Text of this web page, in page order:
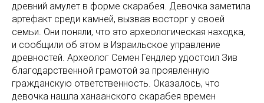
древний амулет в форме скарабея. Девочка заметила
артефакт среди камней, вызвав восторг у своей
семьи. Они поняли, что это археологическая находка,
и сообщили об этом в Израильское управление
древностей. Археолог Семен Гендлер удостоил Зив
благодарственной грамотой за проявленную
гражданскую ответственность. Оказалось, что
девочка нашла ханаанского скарабея времен